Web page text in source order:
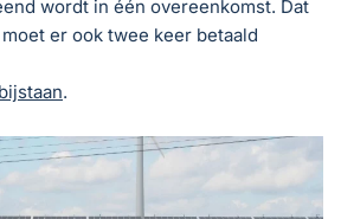
wordt in één overeenkomst. Dat
er ook twee keer betaald
.